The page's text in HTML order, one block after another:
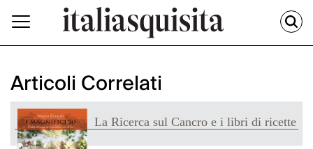
Articoli Correlati
La Ricerca sul Cancro e i libri di ricette